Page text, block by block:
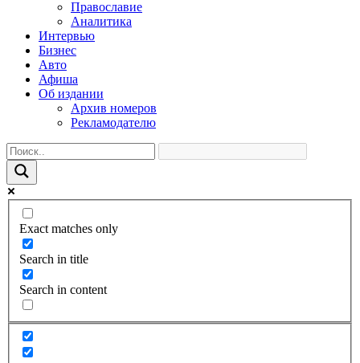
Православие
Аналитика
Интервью
Бизнес
Авто
Афиша
Об издании
Архив номеров
Рекламодателю
Exact matches only
Search in title
Search in content